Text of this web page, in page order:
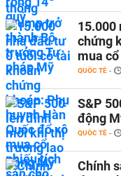
15.000
chứng
mua
QUỐC TẾ -
S&P
động
QUỐC TẾ -
Chính